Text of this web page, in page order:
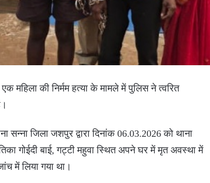
महिला की निर्मम हत्या के मामले में पुलिस ने त्वरित
सन्ना जिला जशपुर द्वारा दिनांक 06.03.2026 को थाना
गोईदी बाई, गट्टी महुवा स्थित अपने घर में मृत अवस्था में
में लिया गया था।